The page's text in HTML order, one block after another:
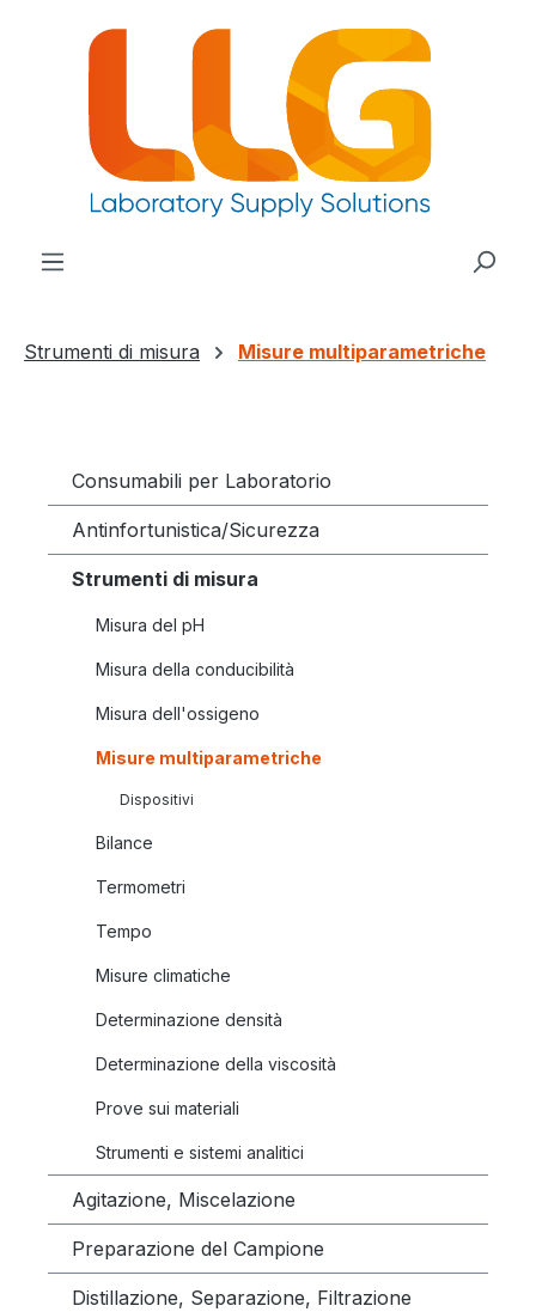
principale
Strumenti di misura Misure multiparametriche
Consumabili per Laboratorio
Antinfortunistica/Sicurezza
Strumenti di misura
Misura del pH
Misura della conducibilità
Misura dell'ossigeno
Misure multiparametriche
Dispositivi
Bilance
Termometri
Tempo
Misure climatiche
Determinazione densità
Determinazione della viscosità
Prove sui materiali
Strumenti e sistemi analitici
Agitazione, Miscelazione
Preparazione del Campione
Distillazione, Separazione, Filtrazione